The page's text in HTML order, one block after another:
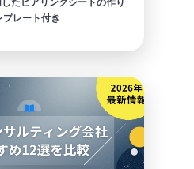
たヒアリングシートの作り
レート付き